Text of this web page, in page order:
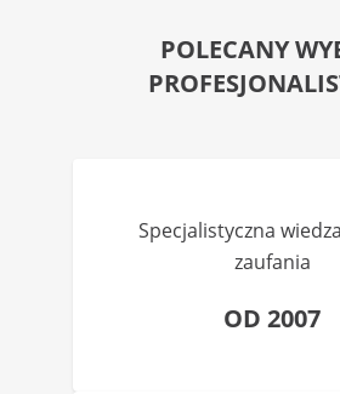
POLECANY
Specjalistyczna
zaufania
OD 2007